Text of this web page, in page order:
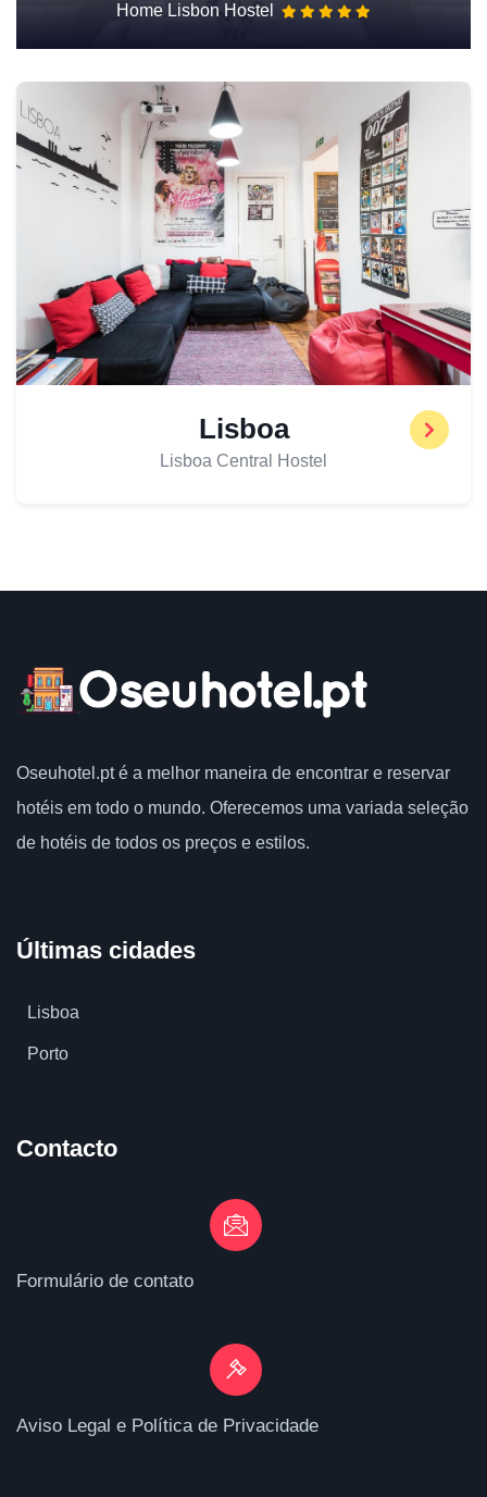
Home Lisbon Hostel
Lisboa
Lisboa Central Hostel
Oseuhotel.pt é a melhor maneira de encontrar e reservar
hotéis em todo o mundo. Oferecemos uma variada seleção
de hotéis de todos os preços e estilos.
Últimas cidades
Lisboa
Porto
Contacto
Formulário de contato
Aviso Legal e Política de Privacidade